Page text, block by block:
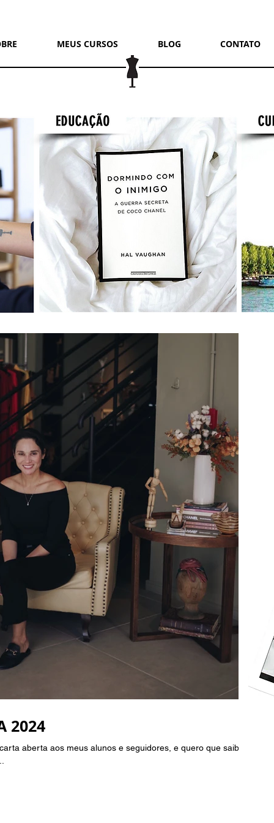
MEUS CURSOS BLOG CONTATO
2024
aberta aos meus alunos e seguidores, e quero que saibam